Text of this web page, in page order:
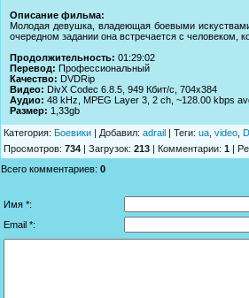
Описание фильма:
Молодая девушка, владеющая боевыми
очередном задании она встречается с человеком,
Продолжительность: 01:29:02
Перевод: Профессиональный
Качество: DVDRip
Видео: DivX Codec 6.8.5, 949 Кбит/с, 704x384
Аудио: 48 kHz, MPEG Layer 3, 2 ch, ~128.00 kbps
Размер: 1,33gb
Категория: Боевики | Добавил: adrail | Теги: ua video
Просмотров: 734 | Загрузок: 213 | Комментарии: 1 |
Всего комментариев: 0
Имя *:
Email *: